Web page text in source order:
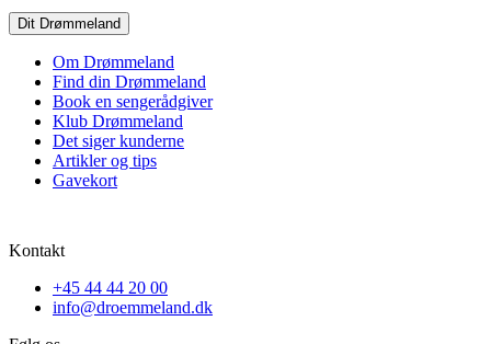
Dit Drømmeland
Om Drømmeland
Find din Drømmeland
Book en sengerådgiver
Klub Drømmeland
Det siger kunderne
Artikler og tips
Gavekort
Kontakt
+45 44 44 20 00
info@droemmeland.dk